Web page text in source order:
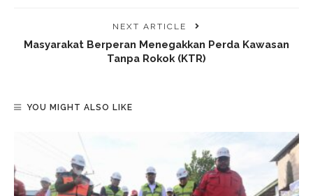
NEXT ARTICLE
Masyarakat Berperan Menegakkan Perda Kawasan
Tanpa Rokok (KTR)
YOU MIGHT ALSO LIKE